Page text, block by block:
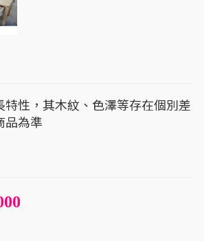
特性，其木紋、色澤等存在個別差
品為準